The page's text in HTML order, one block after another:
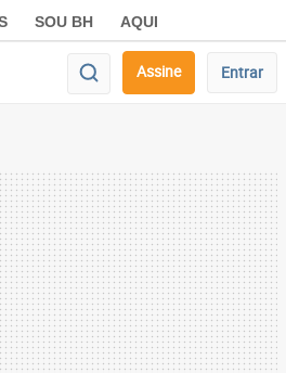
SOU BH AQUI
Assine Entrar